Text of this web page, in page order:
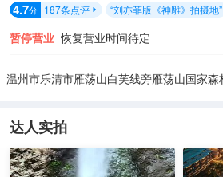
4.7分 187条点评  “刘亦菲版《神雕》拍摄地”
暂停营业 恢复营业时间待定
达人实拍